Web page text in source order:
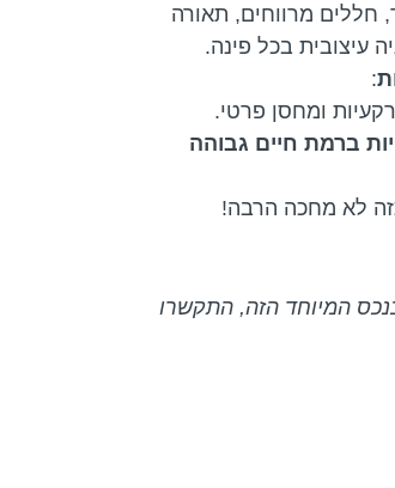
חללים מרווחים, תאורה
עיצובית בכל פינה.
:
ברמת חיים גבוהה
לא מחכה הרבה!
המיוחד הזה, התקשרו